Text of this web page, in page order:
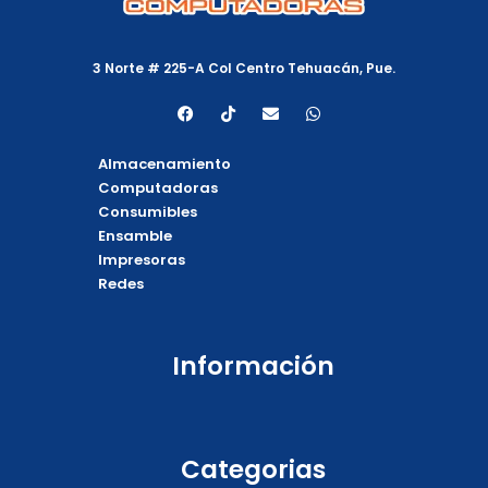
3 Norte # 225-A Col Centro Tehuacán, Pue.
F
a
e
b
o
k
T
i
o
E
n
W
h
Almacenamiento
Computadoras
Consumibles
Ensamble
Impresoras
Redes
Información
Categorias